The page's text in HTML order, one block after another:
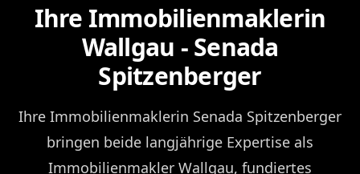
Ihre Immobilienmaklerin
Wallgau - Senada
Spitzenberger
Ihre Immobilienmaklerin Senada Spitzenberger
bringen beide langjährige Expertise als
Immobilienmakler Wallgau, fundiertes